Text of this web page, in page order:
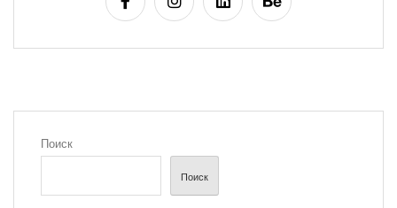
Поиск
Поиск